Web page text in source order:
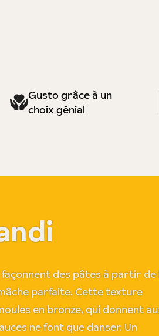
Gusto grâce à un
choix génial
des pâtes à partir de
parfaite. Cette texture
en bronze, qui donnent
ne font que danser. Un